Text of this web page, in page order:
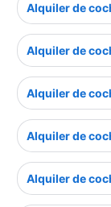
Alquiler de
Alquiler de
Alquiler de
Alquiler de
Alquiler de